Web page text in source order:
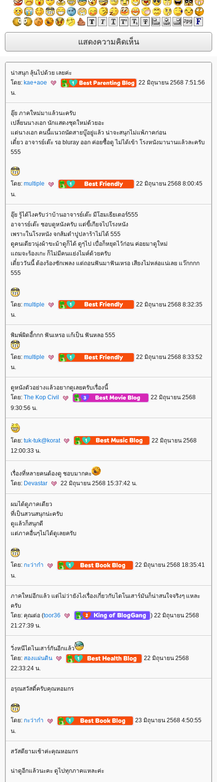
น่าสนุก ลุ้นไปด้วย เลยค่ะ
ดย: kae+aoe
22 มิถุนายน 2568 7:51:56
น.
อุ๊ย ภาคใหม่มาแล้วนะครับ
เปลี่ยนนางเอก นักแสดงชุดใหม่ด้วยอะ
ต่นางเอก คนนี้แนวถนัดสายบู๊อยู่แล้ว น่าจะสนุกไม่แพ้ภาคก่อน
เดี๋ยว อาจารย์เต๊ะ รอ bluray ออก ค่อยซื้อดู ไม่ได้เข้า โรงหนังมานานแล้วละครับ
555
ดย: multiple
22 มิถุนายน 2568 8:00:45
น.
อุ๊ย รู้ได้ไงครับว่าบ้านอาจารย์เต๊ะ มีโฮมเธียเตอร์555
อาจารย์เต๊ะ ชอบดูหนังครับ แต่ขี้เกียจไปโรงหนัง
เพราะในโรงหนัง จกส้มตำปูปลาร้าไม่ได้ 555
ดูคนเดียวนุ่งผ้าขะม้าดูก็ได้ ดูๆไป เบื่อก็หยุดไว้ก่อน ค่อยมาดูใหม่
ถมจะร้องเกะ ก็ไม่มีคนแย่งไมค์ด้วยครับ
เดี๋ยววันนี้ ต้องร้องซักเพลง แต่ถอนฟันมาฟันเหรอ เสียงไม่หล่อแน่เลย แว๊กกกก
555
ดย: multiple
22 มิถุนายน 2568 8:32:35
น.
พิมพ์ผิดอี้กกก ฟันเหรอ แก้เป็น ฟันหลอ 555
ดย: multiple
22 มิถุนายน 2568 8:33:52
น.
ดูหนังตัวอย่างแล้วอยากดูเลยครับเรื่องนี้
ดย: The Kop Civil
22 มิถุนายน 2568
9:30:56 น.
ดย: tuk-tuk@korat
22 มิถุนายน 2568
12:00:33 น.
เรื่องที่หลายคนต้องดู ชอบมากคะ
ดย: Devastar 22 มิถุนายน 2568 15:37:42 น.
ผมได้ดูภาคเดียว
ที่เป็นสวนสนุกน่ะครับ
ดูแล้วก็สนุกดี
ต่ภาคอื่นๆไม่ได้ดูเลยครับ
ดย: กะว่าก๋า
22 มิถุนายน 2568 18:35:41
น.
ภาคใหม่อีกแล้ว แต่ไม่ว่ายังไงเรื่องเกี่ยวกับไดโนเสาร์มันก็น่าสนใจจริงๆ แหละ
ครับ
ดย: คุณต่อ (toor36
) 22 มิถุนายน 2568
21:27:39 น.
วิ่งหนีไดไนเสาร์กันอีกแล้ว
ดย: สองแผ่นดิน
22 มิถุนายน 2568
22:33:24 น.
อรุณสวัสดิ์ครับคุณหอมกร
ดย: กะว่าก๋า
23 มิถุนายน 2568 4:50:55
น.
สวัสดียามเช้าค่ะคุณหอมกร
น่าดูอีกแล้วนะคะ ดูไปทุกภาคแหละค่ะ